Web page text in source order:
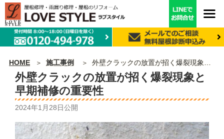
HOME 施工事例 外壁クラックの放置が招く爆裂現象と早期補修の重要性
外壁クラックの放置が招く爆裂現象と
早期補修の重要性
2024年1月28日公開